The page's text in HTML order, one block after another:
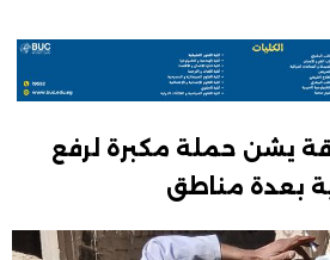
يشن حملة مكبرة لرفع
بعدة مناطق